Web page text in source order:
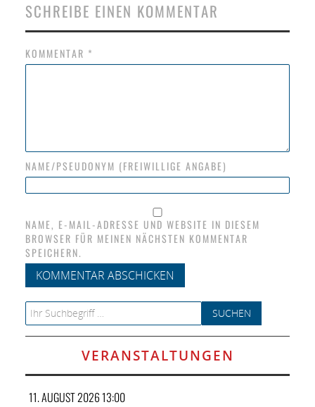
SCHREIBE EINEN KOMMENTAR
KOMMENTAR *
NAME/PSEUDONYM (FREIWILLIGE ANGABE)
NAME, E-MAIL-ADRESSE UND WEBSITE IN DIESEM
BROWSER FÜR MEINEN NÄCHSTEN KOMMENTAR
SPEICHERN.
Search for:
VERANSTALTUNGEN
11. AUGUST 2026 13:00